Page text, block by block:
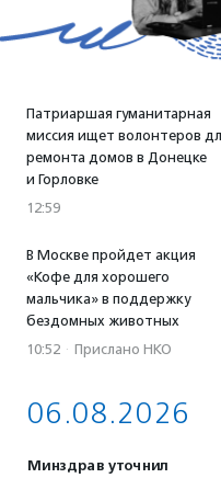
Патриаршая гуманитарная
миссия ищет волонтеров
ремонта домов в Донецке
и Горловке
12:59
В Москве пройдет акция
«Кофе для хорошего
мальчика» в поддержку
бездомных животных
10:52 · Прислано НКО
06.08.2026
Минздрав уточнил